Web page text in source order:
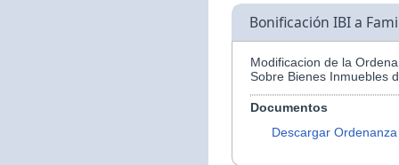
Bonificación IBI a
Modificacion de la
Sobre Bienes Inmuebles
Documentos
Descargar Ordenanza